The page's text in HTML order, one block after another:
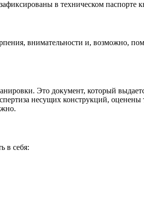
в техническом паспорте
внимательности и, возможно,
Это документ, который
несущих конструкций, оценены
в себя: